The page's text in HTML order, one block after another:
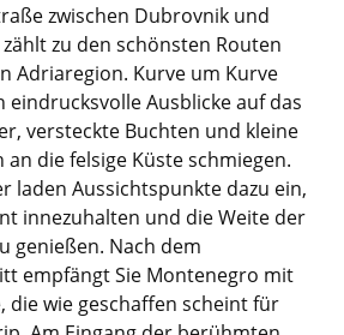
zwischen Dubrovnik und
zu den schönsten Routen
Adriaregion. Kurve um Kurve
eindrucksvolle Ausblicke auf das
versteckte Buchten und kleine
an die felsige Küste schmiegen.
laden Aussichtspunkte dazu ein,
innezuhalten und die Weite der
genießen. Nach dem
empfängt Sie Montenegro mit
die wie geschaffen scheint für